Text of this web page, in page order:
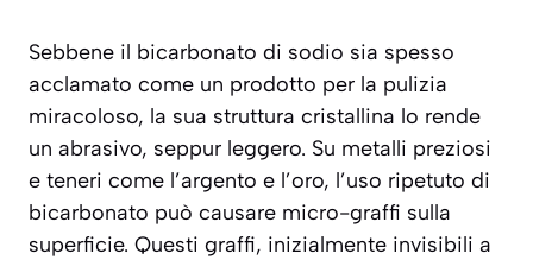
Sebbene il bicarbonato di sodio sia spesso
acclamato come un prodotto per la pulizia
miracoloso, la sua struttura cristallina lo rende
un abrasivo, seppur leggero. Su metalli preziosi
e teneri come l’argento e l’oro, l’uso ripetuto di
bicarbonato può causare micro-graffi sulla
superficie. Questi graffi, inizialmente invisibili a